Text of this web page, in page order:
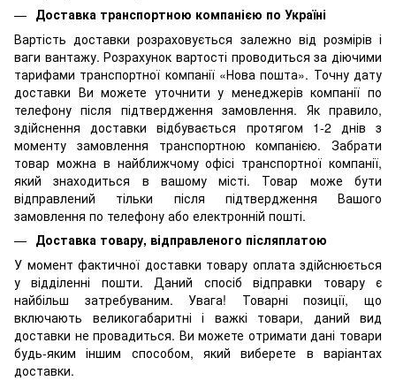
Доставка транспортною компанією по Україні
Вартість доставки розраховується залежно від розмірів і
ваги вантажу. Розрахунок вартості проводиться за діючими
тарифами транспортної компанії «Нова пошта». Точну дату
доставки Ви можете уточнити у менеджерів компанії по
телефону після підтвердження замовлення. Як правило,
здійснення доставки відбувається протягом 1-2 днів з
моменту замовлення транспортною компанією. Забрати
товар можна в найближчому офісі транспортної компанії,
який знаходиться в вашому місті. Товар може бути
відправлений тільки після підтвердження Вашого
замовлення по телефону або електронній пошті.
Доставка товару, відправленого післяплатою
У момент фактичної доставки товару оплата здійснюється
у відділенні пошти. Даний спосіб відправки товару є
найбільш затребуваним. Увага! Товарні позиції, що
включають великогабаритні і важкі товари, даний вид
доставки не провадиться. Ви можете отримати дані товари
будь-яким іншим способом, який виберете в варіантах
доставки.